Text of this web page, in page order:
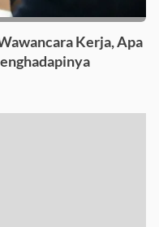
Kerja, Apa